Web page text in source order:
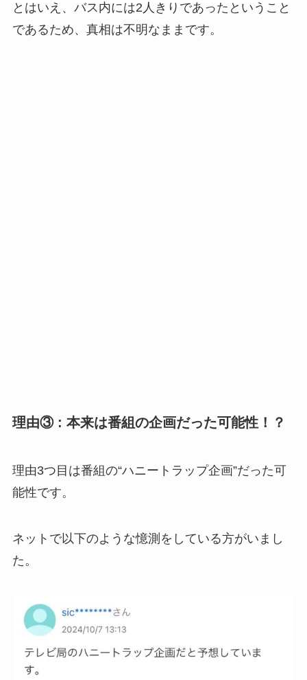
とはいえ、バス内には2人きりであったということ
であるため、真相は不明なままです。
理由③ : 本来は番組の企画だった可能性！？
理由3つ目は番組の“ハニートラップ企画”だった可
能性です。
ネットで以下のような憶測をしている方がいまし
た。